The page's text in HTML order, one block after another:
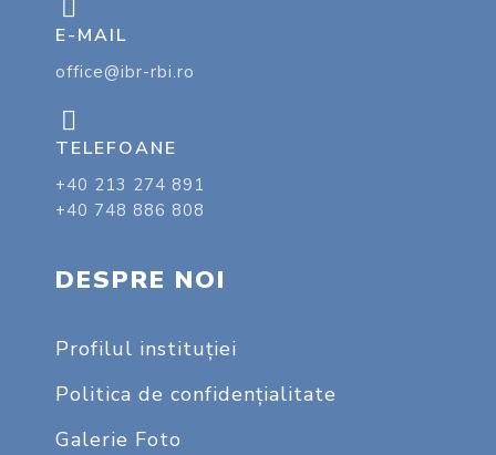
E-MAIL
office@ibr-rbi.ro
TELEFOANE
+40 213 274 891
+40 748 886 808
DESPRE NOI
Profilul instituţiei
Politica de confidențialitate
Galerie Foto